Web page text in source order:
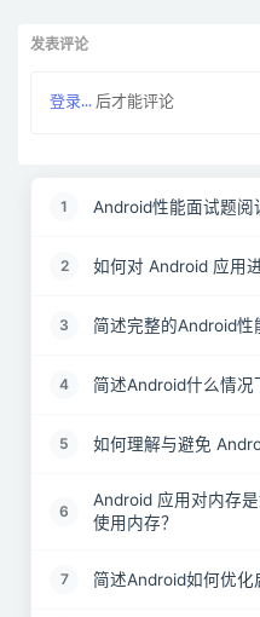
发表评论
登录... 后才能评论
1 Android性能面试题阅
2 如何对 Android 应用
3 简述完整的Android性
4 简述Android什么情况
5 如何理解与避免
6
Android 应用对内存
使用内存？
7 简述Android如何优化